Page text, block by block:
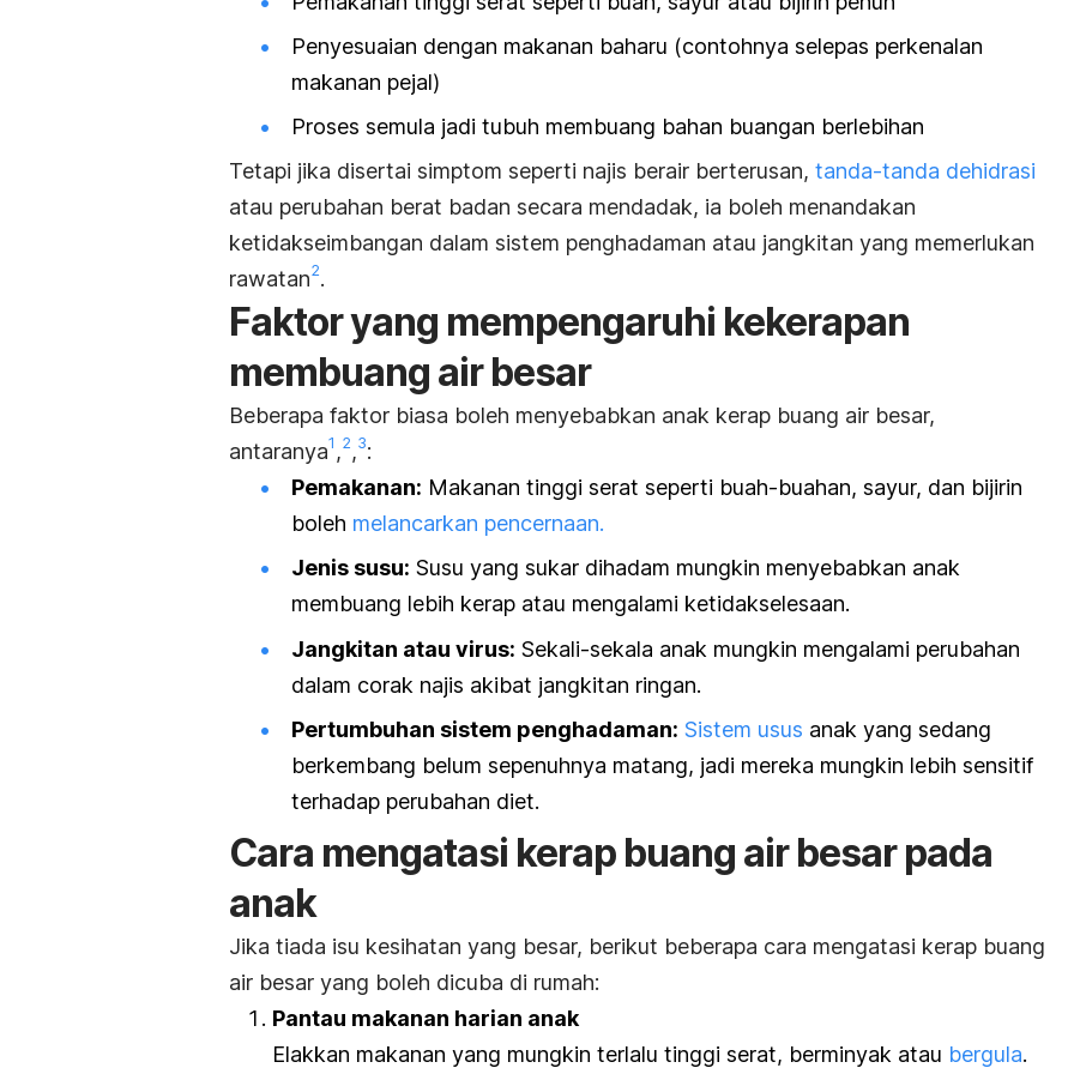
Penyesuaian dengan makanan baharu (contohnya selepas perkenalan
makanan pejal)
Proses semula jadi tubuh membuang bahan buangan berlebihan
Tetapi jika disertai simptom seperti najis berair berterusan, tanda-tanda dehidrasi
atau perubahan berat badan secara mendadak, ia boleh menandakan
ketidakseimbangan dalam sistem penghadaman atau jangkitan yang memerlukan
rawatan2.
Faktor yang mempengaruhi kekerapan
membuang air besar
Beberapa faktor biasa boleh menyebabkan anak kerap buang air besar,
antaranya1 ,2 ,3:
Pemakanan: Makanan tinggi serat seperti buah-buahan, sayur, dan bijirin
boleh melancarkan pencernaan.
Jenis susu: Susu yang sukar dihadam mungkin menyebabkan anak
membuang lebih kerap atau mengalami ketidakselesaan.
Jangkitan atau virus: Sekali-sekala anak mungkin mengalami perubahan
dalam corak najis akibat jangkitan ringan.
Pertumbuhan sistem penghadaman: Sistem usus anak yang sedang
berkembang belum sepenuhnya matang, jadi mereka mungkin lebih sensitif
terhadap perubahan diet.
Cara mengatasi kerap buang air besar pada
anak
Jika tiada isu kesihatan yang besar, berikut beberapa cara mengatasi kerap buang
air besar yang boleh dicuba di rumah:
Pantau makanan harian anak
Elakkan makanan yang mungkin terlalu tinggi serat, berminyak atau bergula.